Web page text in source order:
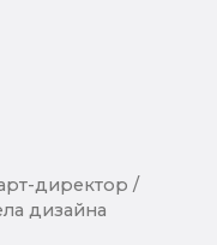
директор /
дизайна